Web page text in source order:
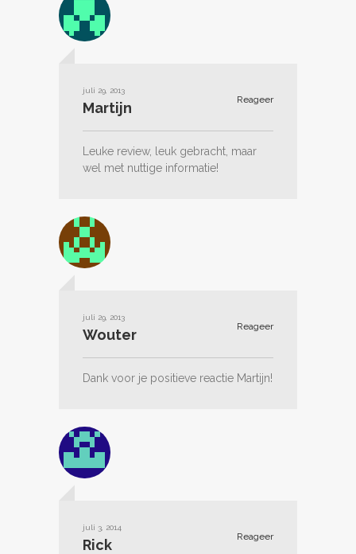
juli 29, 2013
Reageer
Martijn
Leuke review, leuk gebracht, maar
wel met nuttige informatie!
juli 29, 2013
Reageer
Wouter
Dank voor je positieve reactie Martijn!
juli 3, 2014
Reageer
Rick